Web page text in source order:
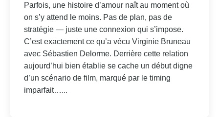
Parfois, une histoire d’amour naît au moment où
on s’y attend le moins. Pas de plan, pas de
stratégie — juste une connexion qui s’impose.
C’est exactement ce qu’a vécu Virginie Bruneau
avec Sébastien Delorme. Derrière cette relation
aujourd’hui bien établie se cache un début digne
d’un scénario de film, marqué par le timing
imparfait…...